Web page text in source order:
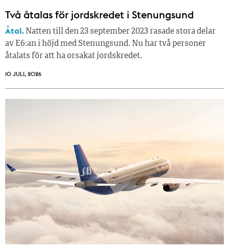
Två åtalas för jordskredet i Stenungsund
Åtal. Natten till den 23 september 2023 rasade stora delar
av E6:an i höjd med Stenungsund. Nu har två personer
åtalats för att ha orsakat jordskredet.
10 JULI, 2026